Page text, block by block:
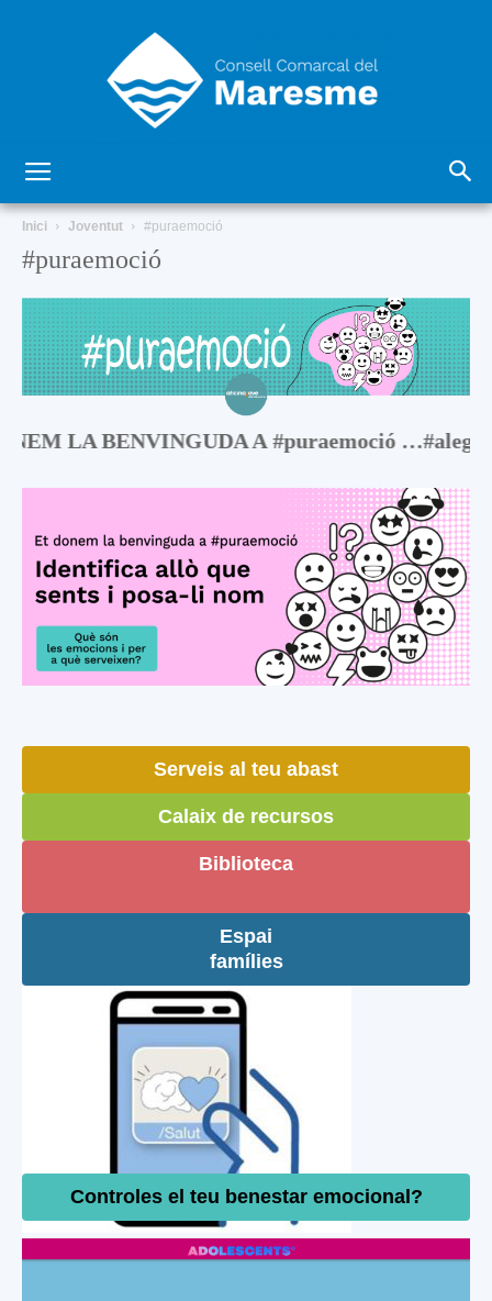
del
Maresme
Inici Joventut #puraemoció
#puraemoció
LA BENVINGUDA A #puraemoció
Serveis al teu abast
Calaix de recursos
Biblioteca
Espai
famílies
Controles el teu benestar emocional?